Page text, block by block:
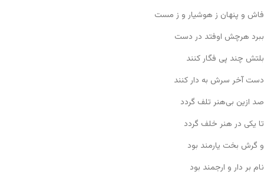
فاش و پنهان ز هوشیار و ز مست
ببرد هرچش اوفتد در دست
بلتش چند پی فگار کنند
دست آخر سرش به دار کنند
صد ازین بی‌هنر تلف گردد
تا یکی در هنر خلف گردد
و گرش بخت یارمند بود
نام بر دار و ارجمند بود